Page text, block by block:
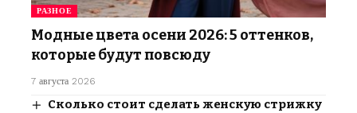
РАЗНОЕ
Модные цвета осени 2026: 5 оттенков,
которые будут повсюду
7 августа 2026
Сколько стоит сделать женскую стрижку